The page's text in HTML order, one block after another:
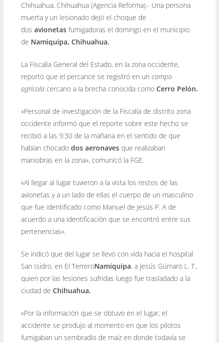
Chihuahua, Chihuahua (Agencia Reforma).- Una persona
muerta y un lesionado dejó el choque de
dos avionetasfumigadoras el domingo en el municipio
de Namiquipa, Chihuahua.
La Fiscalía General del Estado, en la zona occidente,
reportó que el percance se registró en un campo
agrícolacercano a la brecha conocida como Cerro Pelón.
«Personal de investigación de la Fiscalía de distrito zona
occidente informó que el reporte sobre este hecho se
recibió a las 9:30 de la mañana en el sentido de que
habían chocado dos aeronaves que realizaban
maniobras en la zona», comunicó la FGE.
«Al llegar al lugar tuvieron a la vista los restos de las
avionetas y a un lado de ellas el cuerpo de un masculino
que fue identificado como Manuel de Jesús P. A de
acuerdo a una identificación que se encontró entre sus
pertenencias».
Se indicó que del lugar se llevó con vida hacia el hospital
San Isidro, en El TerreroNamiquipa, a Jesús Gúmaro L. T.,
quien por las lesiones sufridas luego fue trasladado a la
ciudad de Chihuahua.
«Por la información que se obtuvo en el lugar, el
accidente se produjo al momento en que los pilotos
fumigaban un sembradío de maíz en donde todavía se